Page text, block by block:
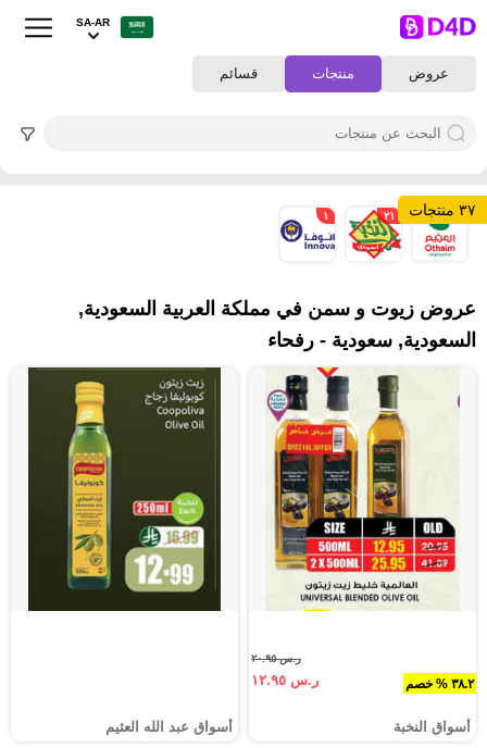
عروض منتجات قسائم
SA-AR
٣٧ منتجات ١٥ ٢١ ١
عروض زيوت و سمن في مملكة العربية السعودية,
السعودية, سعودية - رفحاء
٣٨.٢ % خصم
ر.س ٢٠.٩٥
ر.س ١٢.٩٥
أسواق النخبة أسواق عبد الله العثيم